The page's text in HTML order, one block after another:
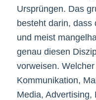
Ursprüngen. Das
besteht darin, dass
und meist
genau diesen
vorweisen.
Kommunikation,
Media, Advertising,